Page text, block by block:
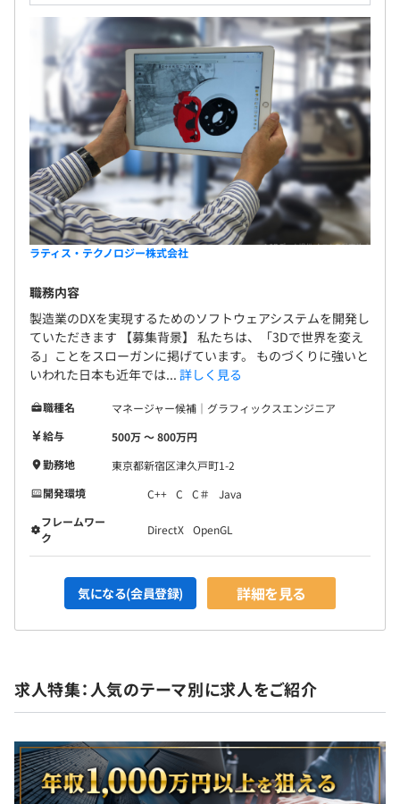
ラティス・テクノロジー株式会社
職務内容
製造業のDXを実現するためのソフトウェアシステムを開発し
ていただきます 【募集背景】 私たちは、「3Dで世界を変え
る」ことをスローガンに掲げています。 ものづくりに強いと
いわれた日本も近年では... 詳しく見る
職種名
マネージャー候補｜グラフィックスエンジニア
給与
500万 〜 800万円
勤務地
東京都新宿区津久戸町1-2
開発環境
C++ C C＃
Java
フレームワー
ク
DirectX OpenGL
気になる(会員登録) 詳細を見る
求人特集：人気のテーマ別に求人をご紹介